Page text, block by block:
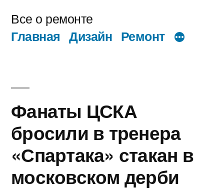
содержимому
Все о ремонте
Главная Дизайн Ремонт
Фанаты ЦСКА
бросили в тренера
«Спартака» стакан в
московском дерби